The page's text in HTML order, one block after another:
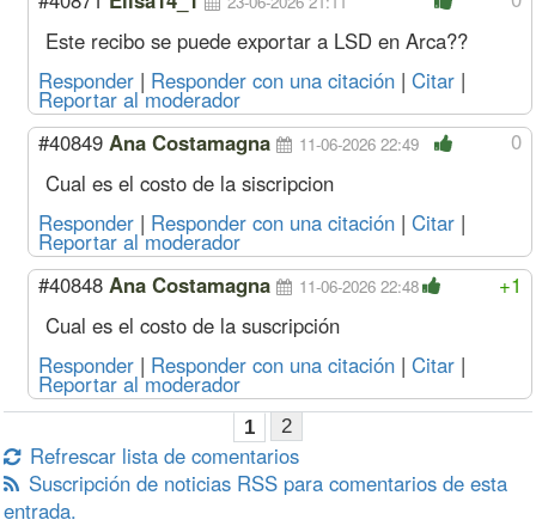
Este recibo se puede exportar a LSD en Arca??
Responder | Responder con una citación | Citar |
Reportar al moderador
0
#40849 Ana Costamagna 11-06-2026 22:49
Cual es el costo de la siscripcion
Responder | Responder con una citación | Citar |
Reportar al moderador
+1
#40848 Ana Costamagna 11-06-2026 22:48
Cual es el costo de la suscripción
Responder | Responder con una citación | Citar |
Reportar al moderador
1 2
Refrescar lista de comentarios
Suscripción de noticias RSS para comentarios de esta
entrada.